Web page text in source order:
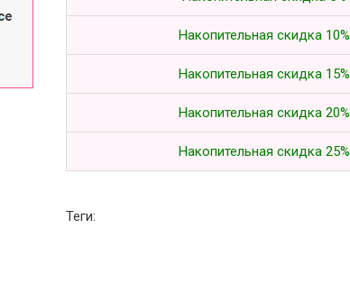
Накопительная скидка 10%
Накопительная скидка 15%
Накопительная скидка 20%
Накопительная скидка 25%
Теги: